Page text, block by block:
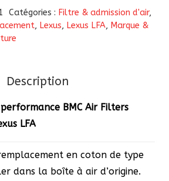
Catégories : Filtre & admission d'air,
, Lexus, Lexus LFA, Marque &
Description
BMC Air Filters
LFA
en coton de type
dans la boîte à air d’origine.